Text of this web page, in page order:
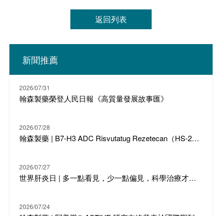
性聲明負責，也不對因依賴本新聞稿中提供的信息而產生的任
何損失或損害負責，包括但不限於直接、偶然、間接或懲罰性
返回列表
新聞推薦
2026/07/31
翰森製藥榮登人民日報《高質量發展故事匯》
2026/07/28
翰森製藥 | B7-H3 ADC Risvutatug Rezetecan（HS-20093）骨肉瘤III期臨床ARTEMIS-011達到IRC-PFS主要終點
2026/07/27
世界肝炎日 | 多一點看見，少一點偏見，科學治療才是打敗乙肝的最強答案
2026/07/24